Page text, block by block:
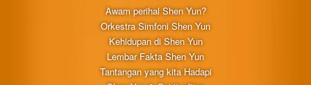
Awam perihal Shen Yun?
Orkestra Simfoni Shen Yun
Kehidupan di Shen Yun
Lembar Fakta Shen Yun
Tantangan yang kita Hadapi